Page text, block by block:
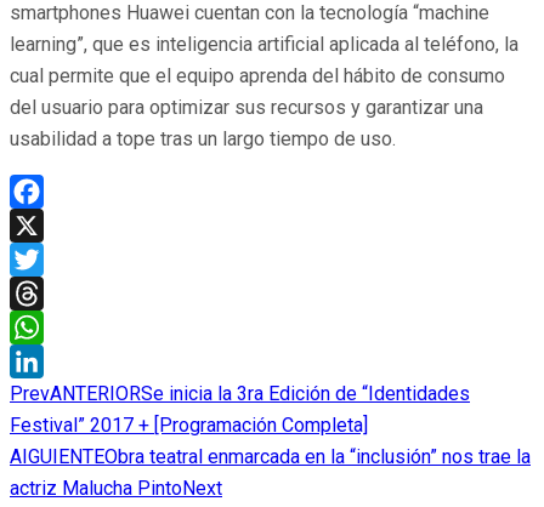
smartphones Huawei cuentan con la tecnología “machine
learning”, que es inteligencia artificial aplicada al teléfono, la
cual permite que el equipo aprenda del hábito de consumo
del usuario para optimizar sus recursos y garantizar una
usabilidad a tope tras un largo tiempo de uso.
Facebook
X
Twitter
Threads
WhatsApp
LinkedIn
PrevANTERIORSe inicia la 3ra Edición de “Identidades
Festival” 2017 + [Programación Completa]
AIGUIENTEObra teatral enmarcada en la “inclusión” nos trae la
actriz Malucha PintoNext